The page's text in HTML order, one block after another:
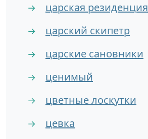
→ царская резиденция
→ царский скипетр
→ царские сановники
→ ценимый
→ цветные лоскутки
→ цевка